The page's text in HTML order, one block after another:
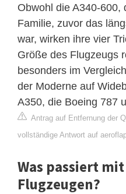
Obwohl die A340-600,
Familie, zuvor das
war, wirken ihre vier
Größe des Flugzeugs
besonders im
der Moderne auf
A350, die Boeing 787
Antrag auf Entfernung der
vollständige Antwort auf
Was passiert
Flugzeugen?